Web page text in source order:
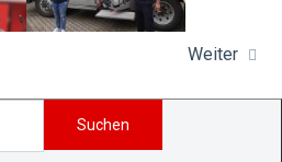
Weiter
Suchen